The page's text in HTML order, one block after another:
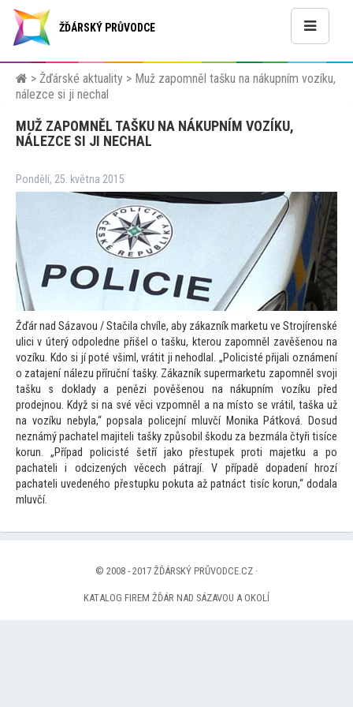
ŽĎÁRSKÝ PRŮVODCE
> Žďárské aktuality > Muž zapomněl tašku na nákupním vozíku,
nálezce si ji nechal
MUŽ ZAPOMNĚL TAŠKU NA NÁKUPNÍM VOZÍKU,
NÁLEZCE SI JI NECHAL
Pondělí, 25. května 2015
Žďár nad Sázavou / Stačila chvíle, aby zákazník marketu ve Strojírenské
ulici v úterý odpoledne přišel o tašku, kterou zapomněl zavěšenou na
vozíku. Kdo si jí poté všiml, vrátit ji nehodlal. „Policisté přijali oznámení
o zatajení nálezu příruční tašky. Zákazník supermarketu zapomněl svoji
tašku s doklady a penězi pověšenou na nákupním vozíku před
prodejnou. Když si na své věci vzpomněl a na místo se vrátil, taška už
na vozíku nebyla,“ popsala policejní mluvčí Monika Pátková. Dosud
neznámý pachatel majiteli tašky způsobil škodu za bezmála čtyři tisíce
korun. „Případ policisté šetří jako přestupek proti majetku a po
pachateli i odcizených věcech pátrají. V případě dopadení hrozí
pachateli uvedeného přestupku pokuta až patnáct tisíc korun,“ dodala
mluvčí.
© 2008 - 2017 ŽĎÁRSKÝ PRŮVODCE.CZ ·
KATALOG FIREM ŽĎÁR NAD SÁZAVOU A OKOLÍ